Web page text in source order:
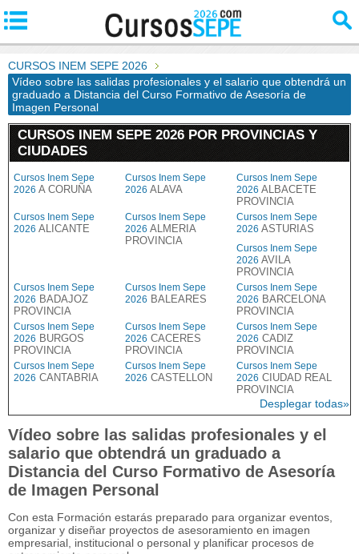
CURSOS INEM SEPE 2026
Vídeo sobre las salidas profesionales y el salario que obtendrá un
graduado a Distancia del Curso Formativo de Asesoría de
Imagen Personal
CURSOS INEM SEPE 2026 POR PROVINCIAS Y
CIUDADES
Cursos Inem Sepe
2026 A CORUÑA
Cursos Inem Sepe
2026 ALAVA
Cursos Inem Sepe
2026 ALBACETE
PROVINCIA
Cursos Inem Sepe
2026 ALICANTE
Cursos Inem Sepe
2026 ALMERIA
PROVINCIA
Cursos Inem Sepe
2026 ASTURIAS
Cursos Inem Sepe
2026 AVILA
PROVINCIA
Cursos Inem Sepe
2026 BADAJOZ
PROVINCIA
Cursos Inem Sepe
2026 BALEARES
Cursos Inem Sepe
2026 BARCELONA
PROVINCIA
Cursos Inem Sepe
2026 BURGOS
PROVINCIA
Cursos Inem Sepe
2026 CACERES
PROVINCIA
Cursos Inem Sepe
2026 CADIZ
PROVINCIA
Cursos Inem Sepe
2026 CANTABRIA
Cursos Inem Sepe
2026 CASTELLON
Cursos Inem Sepe
2026 CIUDAD REAL
PROVINCIA
Desplegar todas»
Vídeo sobre las salidas profesionales y el
salario que obtendrá un graduado a
Distancia del Curso Formativo de Asesoría
de Imagen Personal
Con esta Formación estarás preparado para organizar eventos,
organizar y diseñar proyectos de asesoramiento en imagen
empresarial, institucional o personal y planificar procesos de